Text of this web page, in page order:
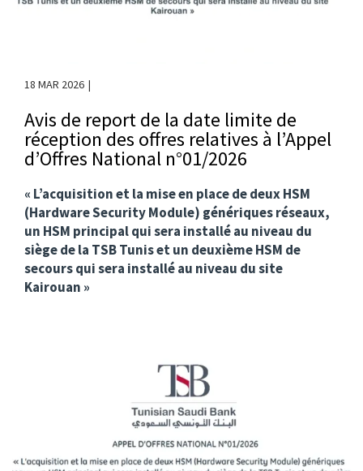
18 MAR 2026
Avis de report de la date limite de
réception des offres relatives à l’Appel
d’Offres National n°01/2026
« L’acquisition et la mise en place de deux HSM
(Hardware Security Module) génériques réseaux,
un HSM principal qui sera installé au niveau du
siège de la TSB Tunis et un deuxième HSM de
secours qui sera installé au niveau du site
Kairouan »